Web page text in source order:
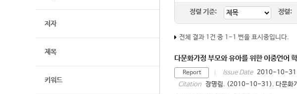
저자
제목
키워드
정렬 기준: 정렬:
전체 결과 1건 중 1-1 번을 표시중입니다.
다문화가정 부모와 유아를 위한 이중언어
Report Issue Date 2010-10-31
Citation 장명림. (2010-10-31). 다문화가